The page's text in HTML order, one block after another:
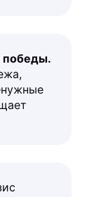
победы.